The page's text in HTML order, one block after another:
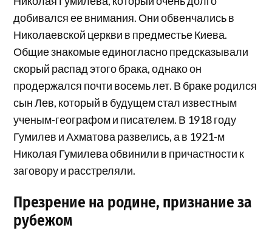
добивался ее внимания. Они обвенчались в
Николаевской церкви в предместье Киева.
Общие знакомые единогласно предсказывали
скорый распад этого брака, однако он
продержался почти восемь лет. В браке родился
сын Лев, который в будущем стал известным
ученым-географом и писателем. В 1918 году
Гумилев и Ахматова развелись, а в 1921-м
Николая Гумилева обвинили в причастности к
заговору и расстреляли.
Презрение на родине, признание за
рубежом